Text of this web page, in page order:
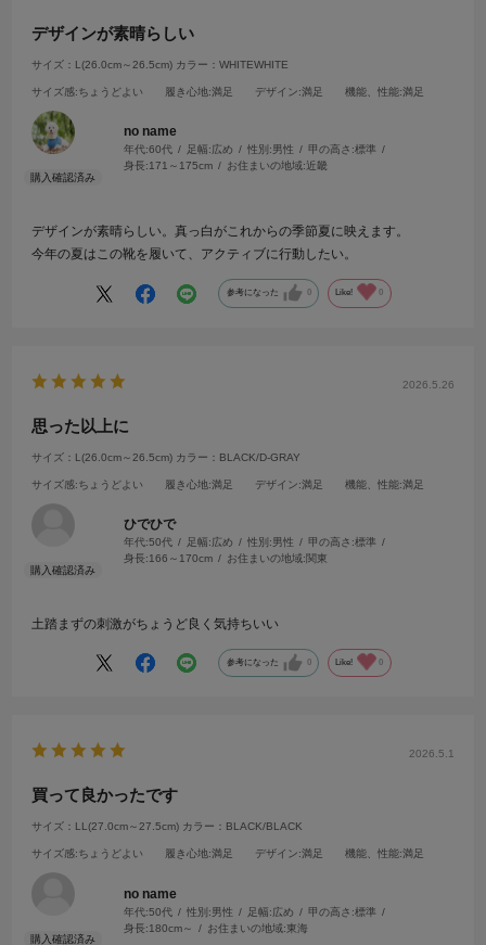
デザインが素晴らしい
サイズ：L(26.0cm～26.5cm) カラー：WHITEWHITE
サイズ感:ちょうどよい 履き心地:満足 デザイン:満足 機能、性能:満足
no name
年代:60代 足幅: 広め 性別:男性 甲の高さ:標準
身長:171～175cm お住まいの地域:近畿
デザインが素晴らしい。真っ白がこれからの季節夏に映えます。
今年の夏はこの靴を履いて、アクティブに行動したい。
参考になった 0 Like! 0
2026.5.26
思った以上に
サイズ：L(26.0cm～26.5cm) カラー：BLACK/D-GRAY
サイズ感:ちょうどよい 履き心地:満足 デザイン:満足 機能、性能:満足
ひでひで
年代:50代 足幅:広め 性別:男性 甲の高さ:標準
身長:166～170cm お住まいの地域:関東
土踏まずの刺激がちょうど良く気持ちいい
参考になった 0 Like! 0
2026.5.1
買って良かったです
サイズ：LL(27.0cm～27.5cm) カラー：BLACK/BLACK
サイズ感:ちょうどよい 履き心地:満足 デザイン:満足 機能、性能:満足
no name
年代:50代 性別:男性 足幅:広め 甲の高さ:標準
身長:180cm～ お住まいの地域:東海